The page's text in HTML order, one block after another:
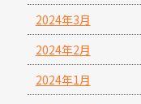
2024年3月
2024年2月
2024年1月